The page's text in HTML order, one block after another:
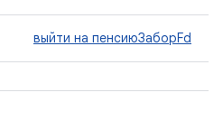
выйти на пенсиюЗаборFd